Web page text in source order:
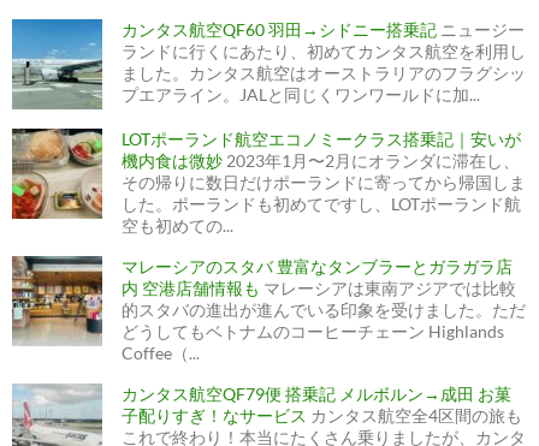
カンタス航空QF60 羽田→シドニー搭乗記 ニュージー
ランドに行くにあたり、初めてカンタス航空を利用し
ました。カンタス航空はオーストラリアのフラグシッ
プエアライン。JALと同じくワンワールドに加...
LOTポーランド航空エコノミークラス搭乗記｜安いが
機内食は微妙 2023年1月〜2月にオランダに滞在し、
その帰りに数日だけポーランドに寄ってから帰国しま
した。ポーランドも初めてですし、LOTポーランド航
空も初めての...
マレーシアのスタバ 豊富なタンブラーとガラガラ店
内 空港店舗情報も マレーシアは東南アジアでは比較
的スタバの進出が進んでいる印象を受けました。ただ
どうしてもベトナムのコーヒーチェーン Highlands
Coffee（...
カンタス航空QF79便 搭乗記 メルボルン→成田 お菓
子配りすぎ！なサービス カンタス航空全4区間の旅も
これで終わり！本当にたくさん乗りましたが、カンタ